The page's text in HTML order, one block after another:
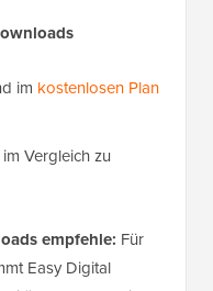
im kostenlosen Plan
Vergleich zu
empfehle: Für
Easy Digital